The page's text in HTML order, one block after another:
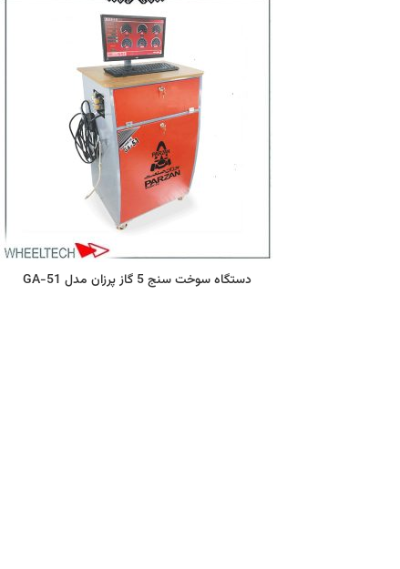
دستگاه سوخت سنج 5 گاز پرزان مدل GA-51